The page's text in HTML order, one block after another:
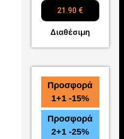
21.90 €
Διαθέσιμη
Προσφορά
1+1 -15%
Προσφορά
2+1 -25%